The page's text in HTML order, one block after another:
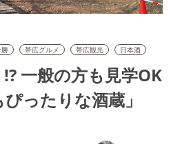
帯広グルメ 帯広観光 日本酒
一般の方も見学OK
ったりな酒蔵」